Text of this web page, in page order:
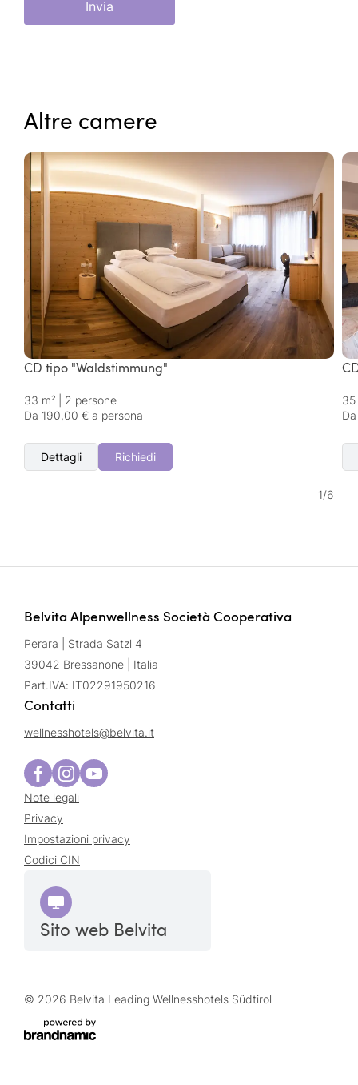
Invia
Altre camere
CD tipo "Waldstimmung"
33 m²
2 persone
Da 190,00 € a persona
Dettagli Richiedi
35
1/6
Belvita Alpenwellness Società Cooperativa
Perara | Strada Satzl 4
39042 Bressanone | Italia
Part.IVA: IT02291950216
Contatti
wellnesshotels@belvita.it
Note legali
Privacy
Impostazioni privacy
Codici CIN
Sito web Belvita
© 2026 Belvita Leading Wellnesshotels Südtirol